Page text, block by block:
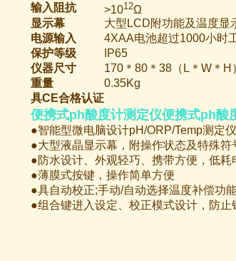
输入阻抗
>1012Ω
显示幕
大型LCD附功能及温度显
电源输入
4XAA电池超过1000小时
保护等级
IP65
仪器尺寸
170＊80＊38（L＊W＊H
重量
0.35Kg
具CE合格认证
便携式ph酸度计测定仪便携式ph酸
●智能型微电脑设计pH/ORP/Temp测定仪
●大型液晶显示幕，附操作状态及特殊符
●防水设计、外观轻巧、携带方便，低耗
●薄膜式按键，操作简单方便
●具自动校正;手动/自动选择温度补偿功
●组合键进入设定、校正模式设计，防止